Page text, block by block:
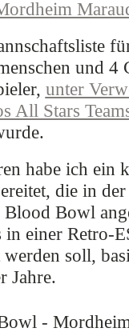
und
unter
All Stars
habe ich ein
die in
Bowl
einer Retro-
soll,
Jahre.